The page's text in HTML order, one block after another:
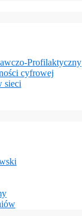
Profilaktyczny
cyfrowej
sieci